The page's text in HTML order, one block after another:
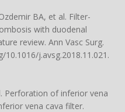
BA, et al. Filter-
with duodenal
review. Ann Vasc Surg.
10.1016/j.avsg.2018.11.021 .
Perforation of inferior vena
vena cava filter.